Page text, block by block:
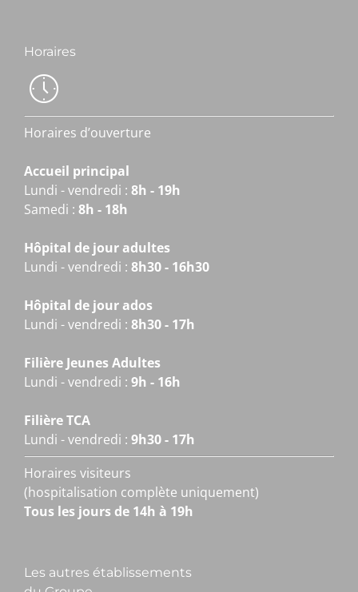
Horaires
Horaires d’ouverture
Accueil principal
Lundi - vendredi : 8h - 19h
Samedi : 8h - 18h
Hôpital de jour adultes
Lundi - vendredi : 8h30 - 16h30
Hôpital de jour ados
Lundi - vendredi : 8h30 - 17h
Filière Jeunes Adultes
Lundi - vendredi : 9h - 16h
Filière TCA
Lundi - vendredi : 9h30 - 17h
Horaires visiteurs
(hospitalisation complète uniquement)
Tous les jours de 14h à 19h
Les autres établissements